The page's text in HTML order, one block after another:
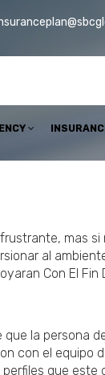
mas
al
Con El
la persona
con el equipo
que